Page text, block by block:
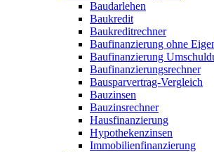
Baudarlehen
Baukredit
Baukreditrechner
Baufinanzierung ohne
Baufinanzierung
Baufinanzierungsrechner
Bausparvertrag-Vergleich
Bauzinsen
Bauzinsrechner
Hausfinanzierung
Hypothekenzinsen
Immobilienfinanzierung